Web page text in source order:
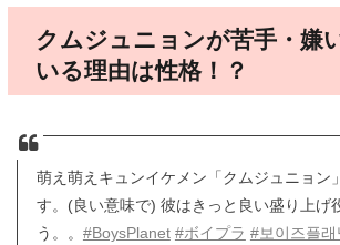
クムジュニョンが苦手・嫌
いる理由は性格！？
萌え萌えキュンイケメン「クムジュニョン
す。(良い意味で) 彼はきっと良い盛り上げ
う。。 #BoysPlanet #ボイプラ #보이즈플래